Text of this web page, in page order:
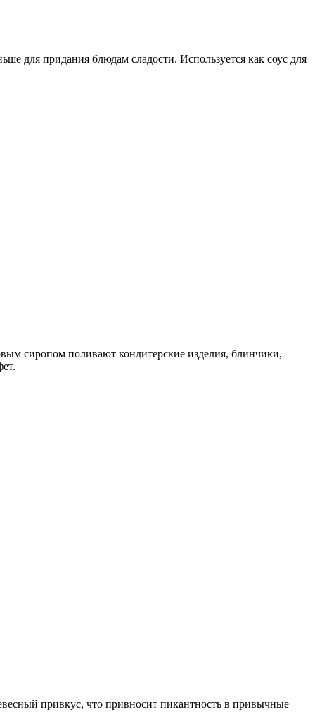
для придания блюдам сладости. Используется как соус для
сиропом поливают кондитерские изделия, блинчики,
привкус, что привносит пикантность в привычные